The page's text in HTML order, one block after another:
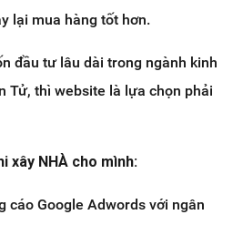
lại mua hàng tốt hơn.
đầu tư lâu dài trong ngành kinh
Tử, thì website là lựa chọn phải
xây NHÀ cho mình:
cáo Google Adwords với ngân